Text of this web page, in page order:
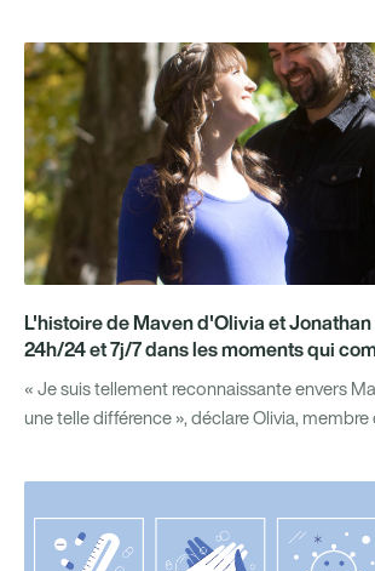
L'histoire de Maven d'Olivia et Jonathan
24h/24 et 7j/7 dans les moments qui
« Je suis tellement reconnaissante envers
une telle différence », déclare Olivia, membre